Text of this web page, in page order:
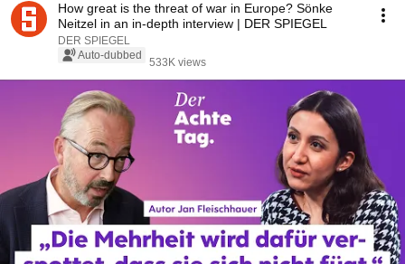
How great is the threat of war in Europe? Sönke
Neitzel in an in-depth interview | DER SPIEGEL
DER SPIEGEL
Auto-dubbed
533K views